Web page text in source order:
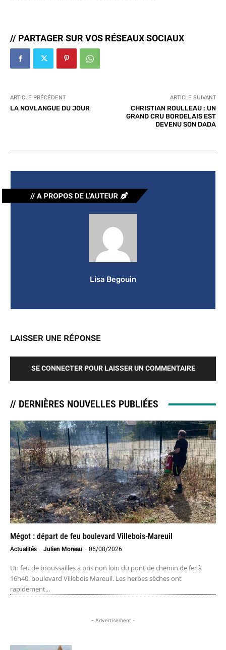
// PARTAGER SUR VOS RÉSEAUX SOCIAUX
ARTICLE PRÉCÉDENT
LA NOVLANGUE DU JOUR
ARTICLE SUIVANT
CHRISTIAN ROULLEAU : UN
GRAND CRU BORDELAIS EST
DEVENU SON DADA
Lisa Begouin
LAISSER UNE RÉPONSE
SE CONNECTER POUR LAISSER UN COMMENTAIRE
// DERNIÈRES NOUVELLES PUBLIÉES
Mégot : départ de feu boulevard Villebois-Mareuil
Actualités Julien Moreau - 06/08/2026
Un feu de broussailles a pris non loin du pont de chemin de fer à
16h40, boulevard Villebois Mareuil. Les herbes sèches ont
rapidement...
- Advertisement -